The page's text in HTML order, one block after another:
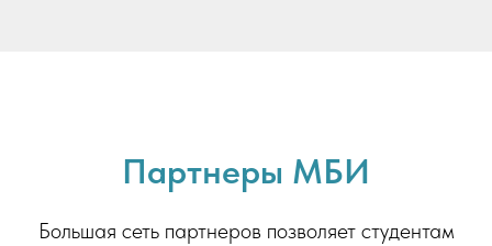
Партнеры МБИ
Большая сеть партнеров позволяет студентам